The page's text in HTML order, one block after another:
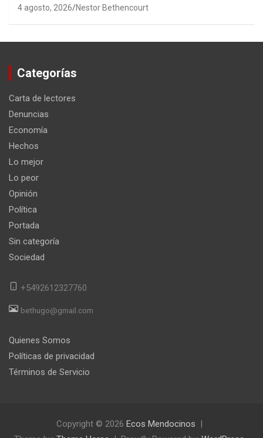
4 agosto, 2026 Nestor Bethencourt
Categorías
Carta de lectores
Denuncias
Economía
Hechos
Lo mejor
Lo peor
Opinión
Política
Portada
Sin categoría
Sociedad
+5492612327760
bethugo@gmail.com
Quienes Somos
Políticas de privacidad
Términos de Servicio
Copyright © 2026 Ecos Mendocinos